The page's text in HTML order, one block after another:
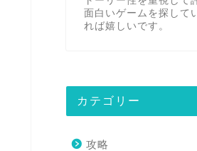
面白いゲームを探して
れば嬉しいです。
カテゴリー
攻略